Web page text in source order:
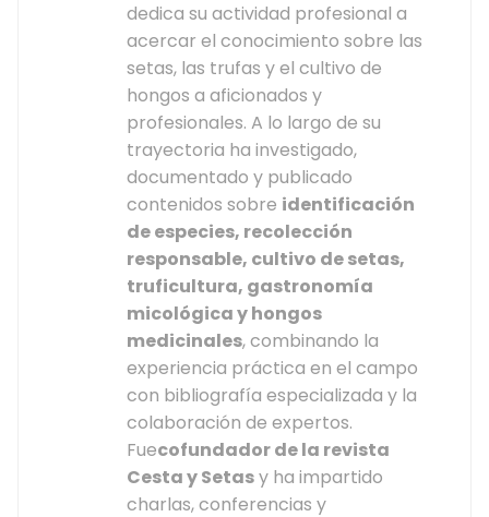
dedica su actividad profesional a
acercar el conocimiento sobre las
setas, las trufas y el cultivo de
hongos a aficionados y
profesionales. A lo largo de su
trayectoria ha investigado,
documentado y publicado
contenidos sobre identificación
de especies, recolección
responsable, cultivo de setas,
truficultura, gastronomía
micológica y hongos
medicinales, combinando la
experiencia práctica en el campo
con bibliografía especializada y la
colaboración de expertos.
Fuecofundador de la revista
Cesta y Setasy ha impartido
charlas, conferencias y